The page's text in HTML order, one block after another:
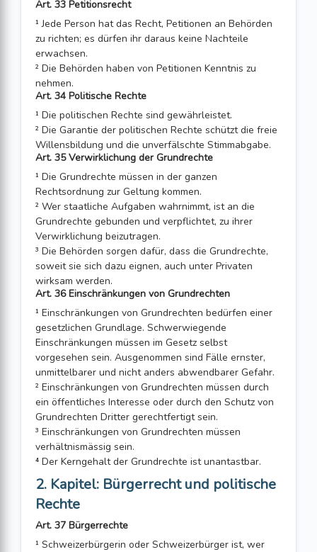
Art. 33 Petitionsrecht
¹ Jede Person hat das Recht, Petitionen an Behörden
zu richten; es dürfen ihr daraus keine Nachteile
erwachsen.
² Die Behörden haben von Petitionen Kenntnis zu
nehmen.
Art. 34 Politische Rechte
¹ Die politischen Rechte sind gewährleistet.
² Die Garantie der politischen Rechte schützt die freie
Willensbildung und die unverfälschte Stimmabgabe.
Art. 35 Verwirklichung der Grundrechte
¹ Die Grundrechte müssen in der ganzen
Rechtsordnung zur Geltung kommen.
² Wer staatliche Aufgaben wahrnimmt, ist an die
Grundrechte gebunden und ver­pflichtet, zu ihrer
Verwirklichung beizutragen.
³ Die Behörden sorgen dafür, dass die Grundrechte,
soweit sie sich dazu eignen, auch unter Privaten
wirksam werden.
Art. 36 Einschränkungen von Grundrechten
¹ Einschränkungen von Grundrechten bedürfen einer
gesetzlichen Grundlage. Schwerwiegende
Einschränkungen müssen im Gesetz selbst
vorgesehen sein. Aus­genommen sind Fälle ernster,
unmittelbarer und nicht anders abwendbarer Gefahr.
² Einschränkungen von Grundrechten müssen durch
ein öffentliches Interesse oder durch den Schutz von
Grundrechten Dritter gerechtfertigt sein.
³ Einschränkungen von Grundrechten müssen
verhältnismässig sein.
⁴ Der Kerngehalt der Grundrechte ist unantastbar.
2. Kapitel: Bürgerrecht und politische
Rechte
Art. 37 Bürgerrechte
¹ Schweizerbürgerin oder Schweizerbürger ist, wer